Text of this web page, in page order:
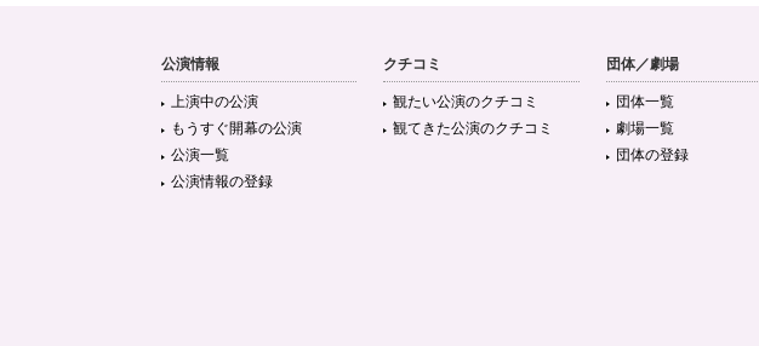
公演情報
上演中の公演
もうすぐ開幕の公演
公演一覧
公演情報の登録
クチコミ
観たい公演のクチコミ
観てきた公演のクチコミ
団体／劇場
団体一覧
劇場一覧
団体の登録